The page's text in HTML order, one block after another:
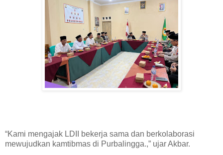
“Kami mengajak LDII bekerja sama dan berkolaborasi
mewujudkan kamtibmas di Purbalingga.,” ujar Akbar.